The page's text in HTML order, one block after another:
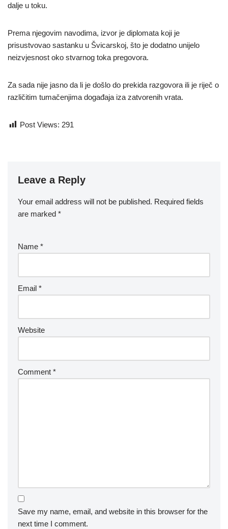
dalje u toku.
Prema njegovim navodima, izvor je diplomata koji je
prisustvovao sastanku u Švicarskoj, što je dodatno unijelo
neizvjesnost oko stvarnog toka pregovora.
Za sada nije jasno da li je došlo do prekida razgovora ili je riječ o
različitim tumačenjima događaja iza zatvorenih vrata.
Post Views: 291
Leave a Reply
Your email address will not be published. Required fields
are marked *
Name *
Email *
Website
Comment *
Save my name, email, and website in this browser for the
next time I comment.